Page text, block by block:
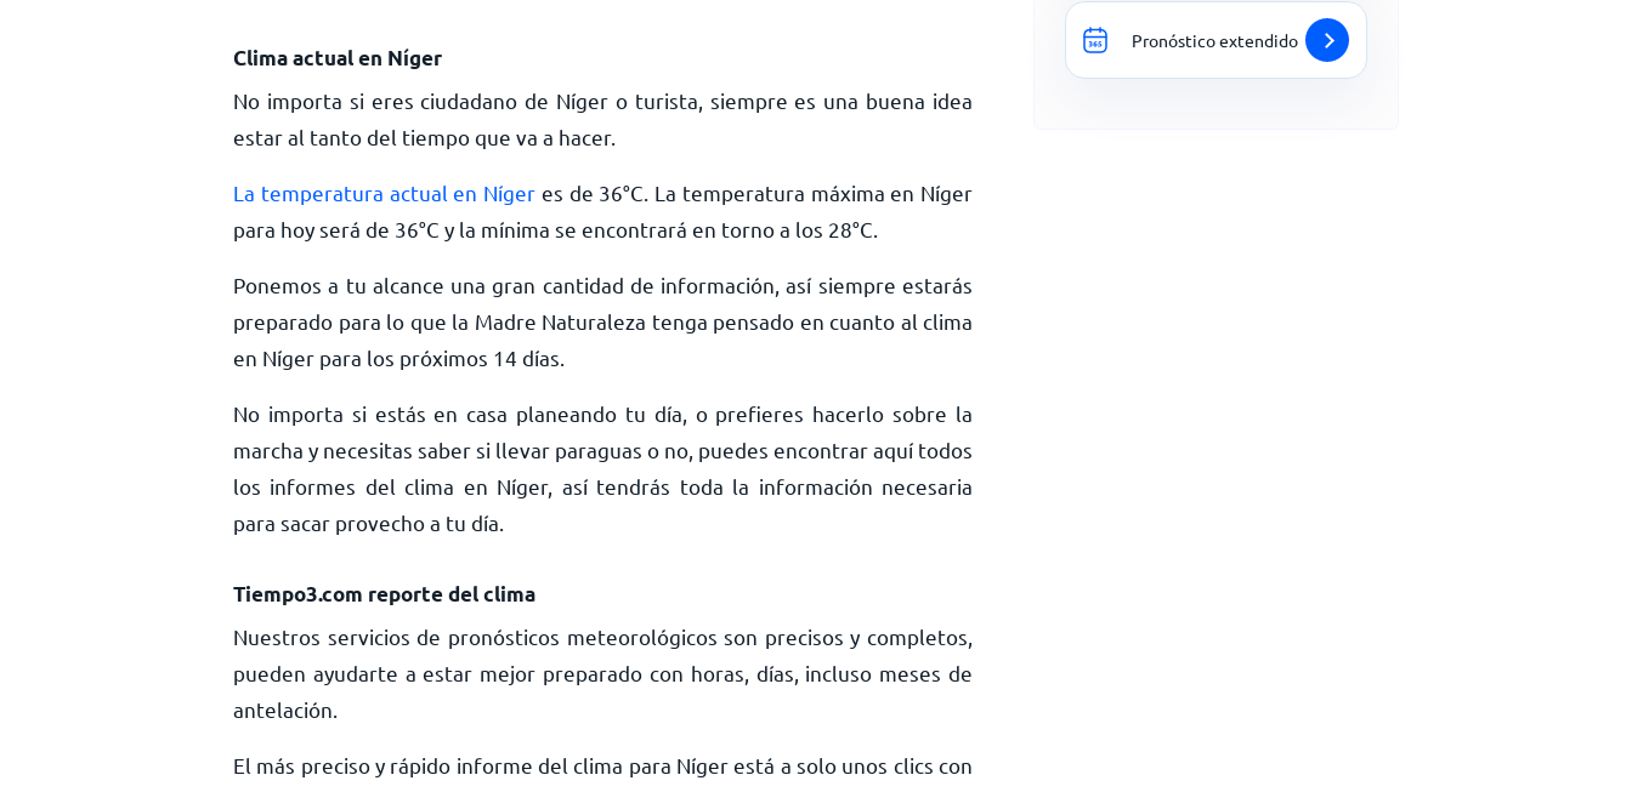
Clima actual en Níger
No importa si eres ciudadano de Níger o turista, siempre es una buena idea
estar al tanto del tiempo que va a hacer.
La temperatura actual en Níger es de 36°C . La temperatura máxima en Níger
para hoy será de 36°C y la mínima se encontrará en torno a los 28°C
Ponemos a tu alcance una gran cantidad de información, así siempre estarás
preparado para lo que la Madre Naturaleza tenga pensado en cuanto al clima
en Níger para los próximos 14 días.
No importa si estás en casa planeando tu día, o prefieres hacerlo sobre la
marcha y necesitas saber si llevar paraguas o no, puedes encontrar aquí todos
los informes del clima en Níger, así tendrás toda la información necesaria
para sacar provecho a tu día.
Tiempo3.com reporte del clima
Nuestros servicios de pronósticos meteorológicos son precisos y completos,
pueden ayudarte a estar mejor preparado con horas, días, incluso meses de
antelación.
El más preciso y rápido informe del clima para Níger está a solo unos clics con
Pronóstico extendido